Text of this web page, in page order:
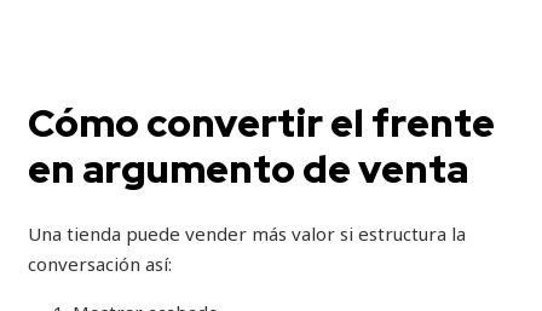
Cómo convertir el frente
en argumento de venta
Una tienda puede vender más valor si estructura la
conversación así: